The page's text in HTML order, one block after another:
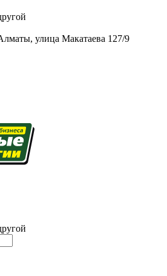
улица Макатаева 127/9